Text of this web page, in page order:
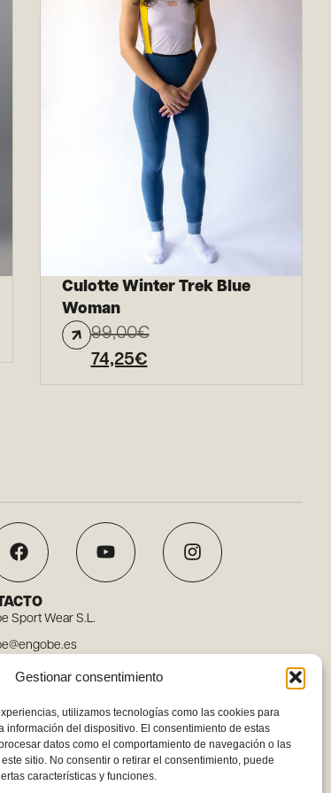
Gestionar consentimiento
utilizamos tecnologías como las cookies para
información del dispositivo. El consentimiento de estas
datos como el comportamiento de navegación o las
sitio. No consentir o retirar el consentimiento, puede
características y funciones.
Culotte Winter Trek Blue
Woman
99,00€
74,25€
Sport Wear S.L.
110 78 03